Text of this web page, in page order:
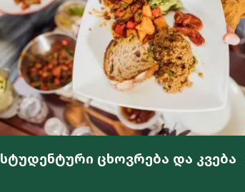
სტუდენტური ცხოვრება და კვება